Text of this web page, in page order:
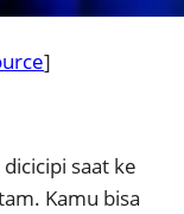
]
saat ke
Kamu bisa